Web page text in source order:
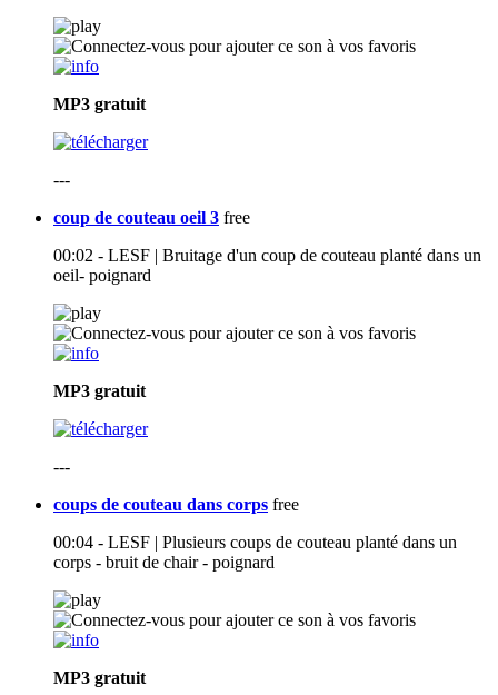
MP3 gratuit
---
coup de couteau oeil 3 free
00:02 - LESF | Bruitage d'un coup de couteau planté dans un
oeil- poignard
MP3 gratuit
---
coups de couteau dans corps free
00:04 - LESF | Plusieurs coups de couteau planté dans un
corps - bruit de chair - poignard
MP3 gratuit